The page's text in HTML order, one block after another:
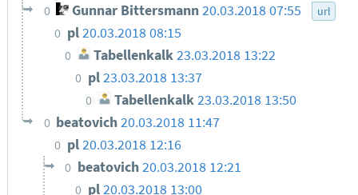
0 Gunnar Bittersmann20.03.2018 07:55 url
0 pl20.03.2018 08:15
0 Tabellenkalk23.03.2018 13:22
0 pl23.03.2018 13:37
0 Tabellenkalk23.03.2018 13:50
0 beatovich20.03.2018 11:47
0 pl20.03.2018 12:16
0 beatovich20.03.2018 12:21
0 pl20.03.2018 13:00